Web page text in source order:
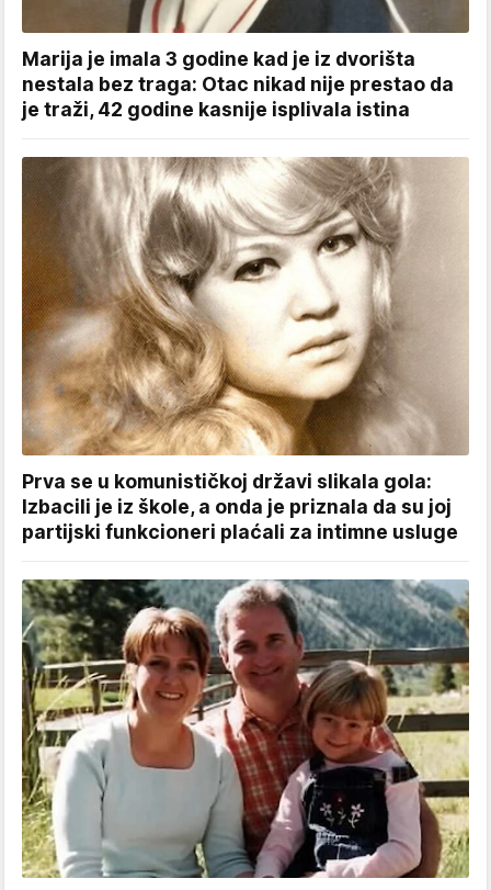
Marija je imala 3 godine kad je iz dvorišta
nestala bez traga: Otac nikad nije prestao da
je traži, 42 godine kasnije isplivala istina
Prva se u komunističkoj državi slikala gola:
Izbacili je iz škole, a onda je priznala da su joj
partijski funkcioneri plaćali za intimne usluge